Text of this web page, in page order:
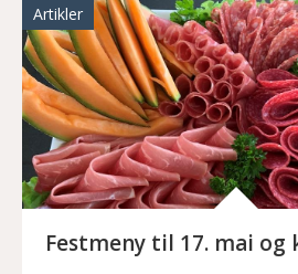
Artikler
Festmeny til 17. mai og